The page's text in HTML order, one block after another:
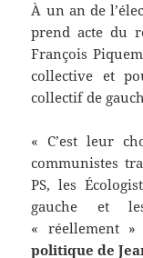
À un an de
prend acte du
François
collective et
collectif de
« C’est leur
communistes
PS, les
gauche et
« réellement
politique de